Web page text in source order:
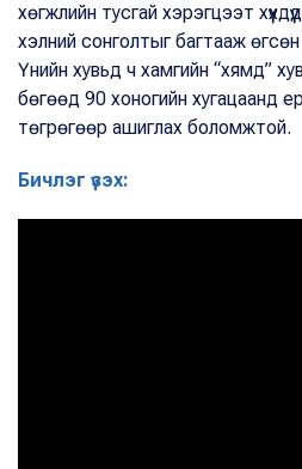
хөгжлийн тусгай хэрэгцээт
хэлний сонголтыг багтааж
Үнийн хувьд ч хамгийн “хямд”
бөгөөд 90 хоногийн хугацаанд
төгрөгөөр ашиглах боломжтой.
Бичлэг үзэх: